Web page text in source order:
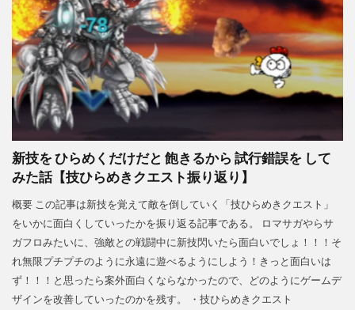
新技を ひらめくだけだと 飽きるから 試行錯誤を して
みた話【技ひらめきクエスト振り返り】
概要 この記事は新技を覚えて敵を倒していく「技ひらめきクエスト」
をいかに面白くしていったかを振り返る記事である。 ロマサガやらサ
ガフロみたいに、強敵との戦闘中に新技閃いたら面白いでしょ！！！そ
れ無限プチプチのように永遠に遊べるようにしよう！きっと面白いは
ず！！！と思ったら案外面白くならなかったので、どのようにゲームデ
ザインを改善していったのかを残す。 ・技ひらめきクエスト